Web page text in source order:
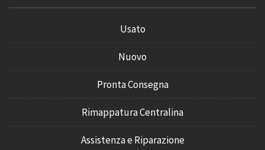
Usato
Nuovo
Pronta Consegna
Rimappatura Centralina
Assistenza e Riparazione